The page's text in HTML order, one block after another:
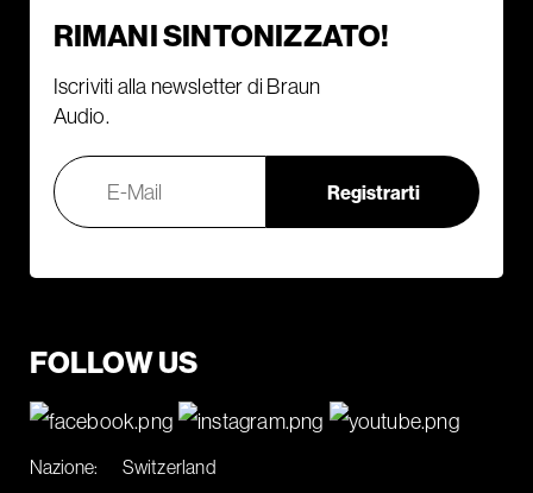
RIMANI SINTONIZZATO!
Iscriviti alla newsletter di Braun
Audio.
FOLLOW US
Nazione:
Switzerland